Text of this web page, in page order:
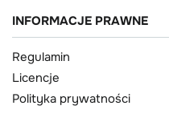
INFORMACJE PRAWNE
Regulamin
Licencje
Polityka prywatności